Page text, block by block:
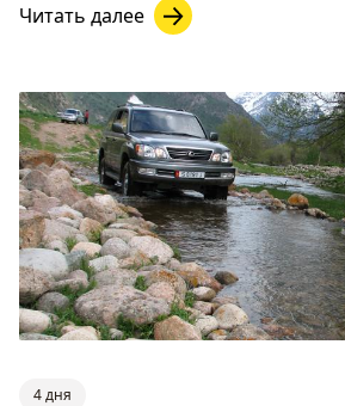
Читать далее
4 дня